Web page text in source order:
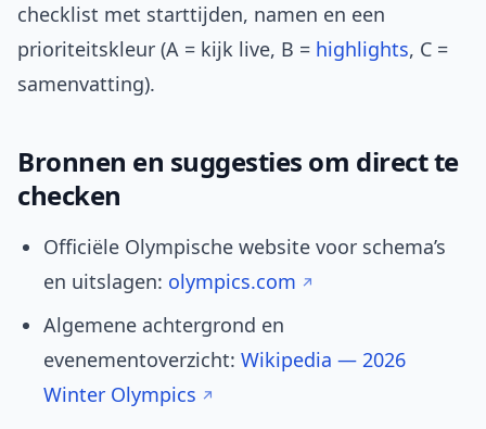
checklist met starttijden, namen en een
prioriteitskleur (A = kijk live, B = highlights, C =
samenvatting).
Bronnen en suggesties om direct te
checken
Officiële Olympische website voor schema’s
en uitslagen: olympics.com
Algemene achtergrond en
evenementoverzicht: Wikipedia — 2026
Winter Olympics